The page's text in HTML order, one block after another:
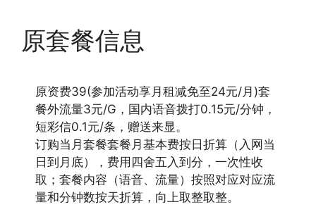
原套餐信息
原资费39(参加活动享月租减免至24元/月)套
餐外流量3元/G，国内语音拨打0.15元/分钟，
短彩信0.1元/条，赠送来显。
订购当月套餐套餐月基本费按日折算（入网当
日到月底），费用四舍五入到分，一次性收
取；套餐内容（语音、流量）按照对应对应流
量和分钟数按天折算，向上取整取整。